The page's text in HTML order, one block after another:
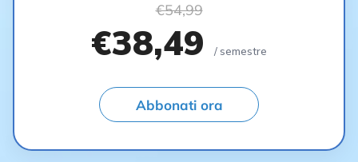
€54,99
€38,49 / semestre
Abbonati ora